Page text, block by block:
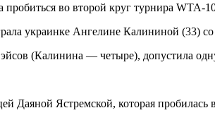
пробиться во второй круг турнира
украинке Ангелине Калининой (33)
(Калинина — четыре), допустила
Даяной Ястремской, которая